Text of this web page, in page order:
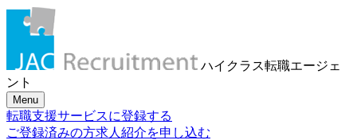
ハイクラス転職エージェ
ント
Menu
転職支援サービスに登録する
ご登録済みの方求人紹介を申し込む